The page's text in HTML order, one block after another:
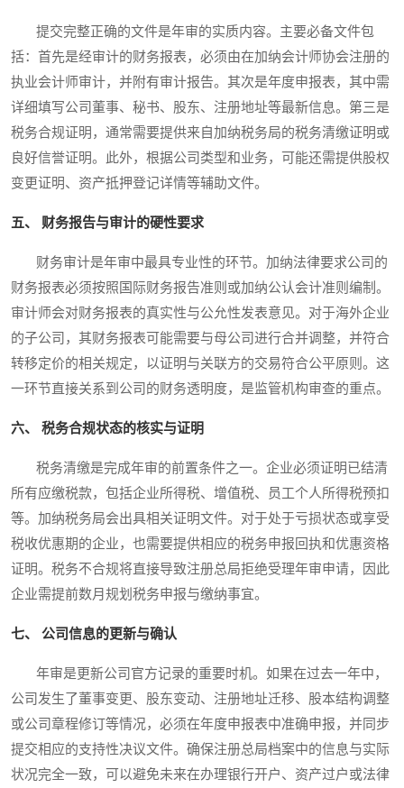
提交完整正确的文件是年审的实质内容。主要必备文件包
括：首先是经审计的财务报表，必须由在加纳会计师协会注册的
执业会计师审计，并附有审计报告。其次是年度申报表，其中需
详细填写公司董事、秘书、股东、注册地址等最新信息。第三是
税务合规证明，通常需要提供来自加纳税务局的税务清缴证明或
良好信誉证明。此外，根据公司类型和业务，可能还需提供股权
变更证明、资产抵押登记详情等辅助文件。
五、 财务报告与审计的硬性要求
财务审计是年审中最具专业性的环节。加纳法律要求公司的
财务报表必须按照国际财务报告准则或加纳公认会计准则编制。
审计师会对财务报表的真实性与公允性发表意见。对于海外企业
的子公司，其财务报表可能需要与母公司进行合并调整，并符合
转移定价的相关规定，以证明与关联方的交易符合公平原则。这
一环节直接关系到公司的财务透明度，是监管机构审查的重点。
六、 税务合规状态的核实与证明
税务清缴是完成年审的前置条件之一。企业必须证明已结清
所有应缴税款，包括企业所得税、增值税、员工个人所得税预扣
等。加纳税务局会出具相关证明文件。对于处于亏损状态或享受
税收优惠期的企业，也需要提供相应的税务申报回执和优惠资格
证明。税务不合规将直接导致注册总局拒绝受理年审申请，因此
企业需提前数月规划税务申报与缴纳事宜。
七、 公司信息的更新与确认
年审是更新公司官方记录的重要时机。如果在过去一年中，
公司发生了董事变更、股东变动、注册地址迁移、股本结构调整
或公司章程修订等情况，必须在年度申报表中准确申报，并同步
提交相应的支持性决议文件。确保注册总局档案中的信息与实际
状况完全一致，可以避免未来在办理银行开户、资产过户或法律